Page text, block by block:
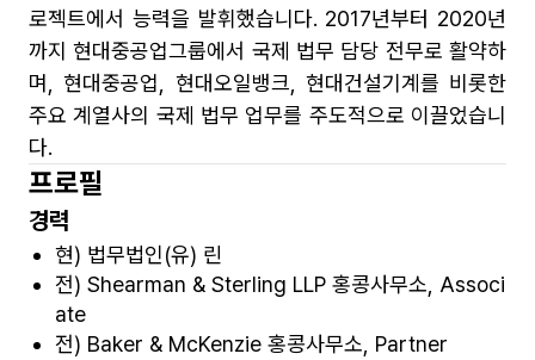
로젝트에서 능력을 발휘했습니다. 2017년부터 2020년
까지 현대중공업그룹에서 국제 법무 담당 전무로 활약하
며, 현대중공업, 현대오일뱅크, 현대건설기계를 비롯한
주요 계열사의 국제 법무 업무를 주도적으로 이끌었습니
다.
프로필
경력
현) 법무법인(유) 린
전) Shearman & Sterling LLP 홍콩사무소, Associ
ate
전) Baker & McKenzie 홍콩사무소, Partner